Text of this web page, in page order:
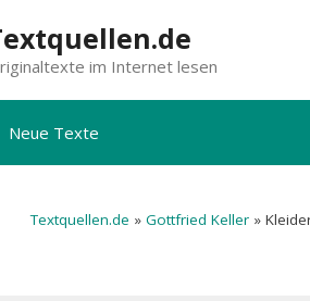
im Internet lesen
Neue Texte
Textquellen.de » Gottfried Keller »